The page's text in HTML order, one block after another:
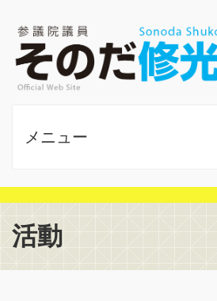
メニュー
活動